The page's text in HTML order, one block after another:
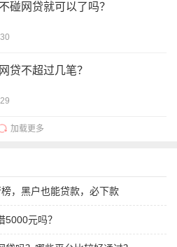
碰网贷就可以了吗？
贷不超过几笔？
加载更多
，黑户也能贷款，必下款
5000元吗？